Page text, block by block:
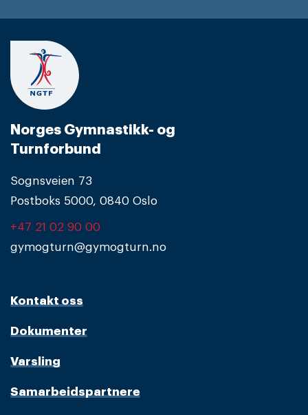
Norges Gymnastikk- og
Turnforbund
Sognsveien 73
Postboks 5000, 0840 Oslo
+47 21 02 90 00
gymogturn@gymogturn.no
Kontakt oss
Dokumenter
Varsling
Samarbeidspartnere